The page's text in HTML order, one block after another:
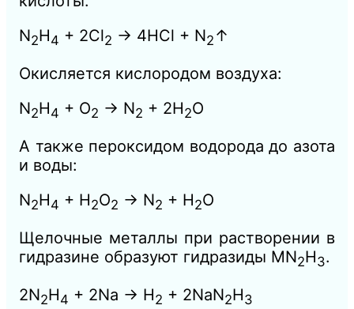
N2H4 + 2Cl2 → 4HCl + N2 ↑
Окисляется кислородом воздуха:
N2H4 + O2 → N2 + 2H2O
А также пероксидом водорода до азота
и воды:
N2H4 + H2O2 → N2 + H2O
Щелочные металлы при растворении в
гидразине образуют гидразиды MN2H3.
2N2H4 + 2Na → H2 + 2NaN2H3